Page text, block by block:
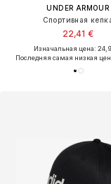
UNDER ARMOUR
Спортивная
22,41 €
Изначальная цена:
Последняя самая низкая